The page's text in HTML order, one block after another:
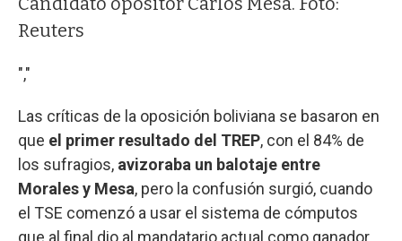
Reuters
","
Las críticas de la oposición boliviana se basaron en
que el primer resultado del TREP, con el 84% de
los sufragios, avizoraba un balotaje entre
Morales y Mesa, pero la confusión surgió, cuando
el TSE comenzó a usar el sistema de cómputos
que al final dio al mandatario actual como ganador